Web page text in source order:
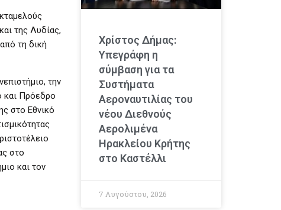
της Λυδίας,
τη δική
την
και Πρόεδρο
στο Εθνικό
στο
και τον
Χρίστος Δήμας:
Υπεγράφη η
σύμβαση για τα
Συστήματα
Αεροναυτιλίας του
νέου Διεθνούς
Αερολιμένα
Ηρακλείου Κρήτης
στο Καστέλλι
7 Αυγούστου, 2026